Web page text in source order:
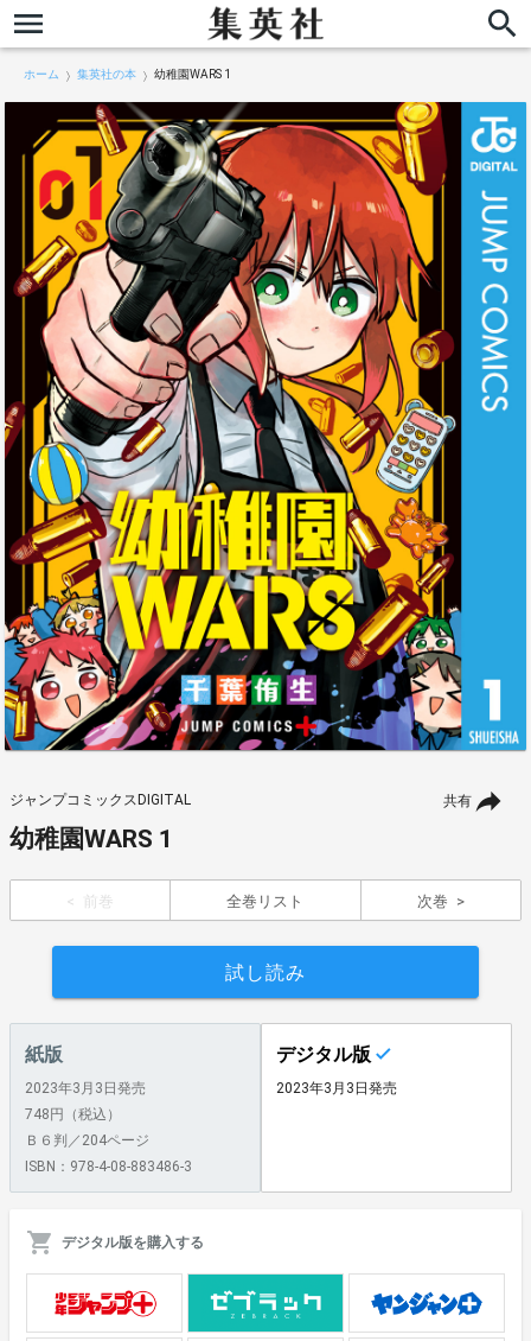
ホーム 集英社の本 幼稚園WARS 1
共有
ジャンプコミックスDIGITAL
幼稚園WARS 1
前巻 全巻リスト 次巻
試し読み
紙版
2023年3月3日発売
748円（税込）
Ｂ６判／204ページ
ISBN：978-4-08-883486-3
デジタル版
2023年3月3日発売
デジタル版を購入する